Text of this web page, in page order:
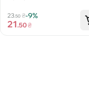
23.50₴-9%
21.50₴